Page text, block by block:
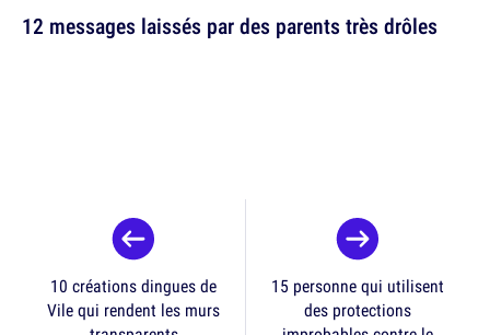
12 messages laissés par des parents très drôles
10 créations dingues de
Vile qui rendent les murs
15 personne qui utilisent
des protections